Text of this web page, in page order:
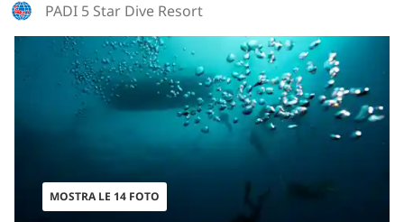
PADI 5 Star Dive Resort
MOSTRA LE 14 FOTO